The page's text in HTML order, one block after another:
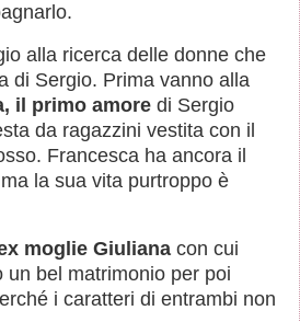
alla ricerca delle donne che
di Sergio. Prima vanno alla
il primo amore di Sergio
da ragazzini vestita con il
Francesca ha ancora il
la sua vita purtroppo è
moglie Giuliana con cui
un bel matrimonio per poi
i caratteri di entrambi non